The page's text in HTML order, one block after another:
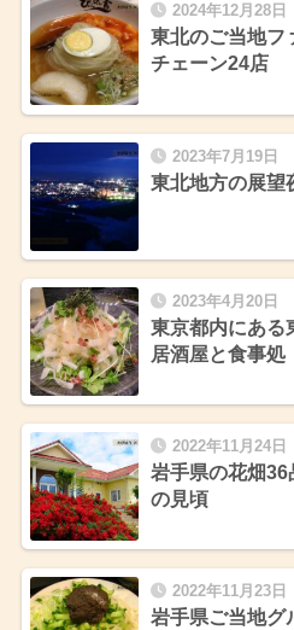
2024年12月28日
東北のご当地フ
チェーン24店
2023年7月19日
東北地方の展望
2023年4月20日
東京都内にある
居酒屋と食事処
2022年11月24日
岩手県の花畑
の見頃
2022年11月23日
岩手県ご当地グ